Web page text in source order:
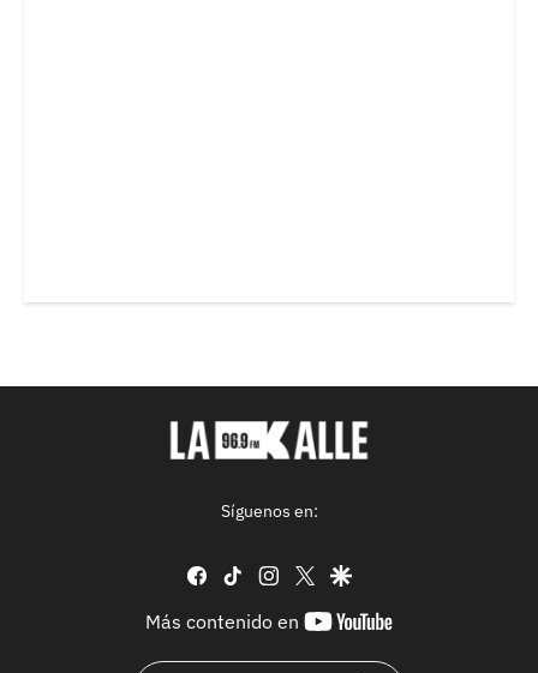
Síguenos en:
facebook
tiktok instagram
twittergoogle
Más contenido en
youtube-